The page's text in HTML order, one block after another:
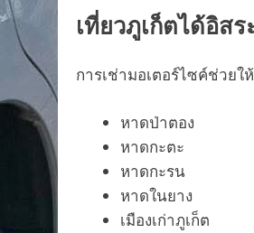
เที่ยวภูเก็ตได้อิสร
การเช่ามอเตอร์ไซค์ช่วย
หาดป่าตอง
หาดกะตะ
หาดกะรน
หาดในยาง
เมืองเก่าภูเก็ต